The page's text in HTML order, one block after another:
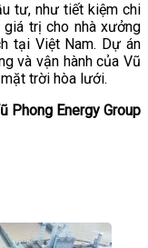
tư, như tiết kiệm chi
trị cho nhà xưởng
tại Việt Nam. Dự án
và vận hành của Vũ
trời hòa lưới.
Phong Energy Group